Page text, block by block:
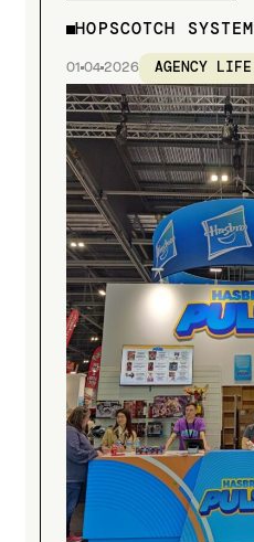
HOPSCOTCH SYSTEM
01042026 AGENCY LIFE